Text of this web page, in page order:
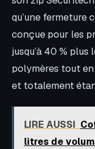
qu’une fermeture
conçue pour les
jusqu’à 40 % plus
polymères tout
et totalement
LIRE AUSSI
litres de